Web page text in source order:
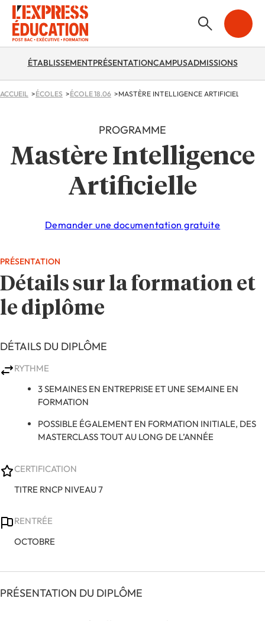
ÉTABLISSEMENTPRÉSENTATIONCAMPUSADMISSIONS
ACCUEIL ÉCOLES ÉCOLE 18.06 MASTÈRE INTELLIGENCE ARTIFICIELLE
PROGRAMME
Mastère Intelligence
Artificielle
Demander une documentation gratuite
PRÉSENTATION
Détails sur la formation et
le diplôme
DÉTAILS DU DIPLÔME
RYTHME
3 SEMAINES EN ENTREPRISE ET UNE SEMAINE EN
FORMATION
POSSIBLE ÉGALEMENT EN FORMATION INITIALE, DES
MASTERCLASS TOUT AU LONG DE L’ANNÉE
CERTIFICATION
TITRE RNCP NIVEAU 7
RENTRÉE
OCTOBRE
PRÉSENTATION DU DIPLÔME